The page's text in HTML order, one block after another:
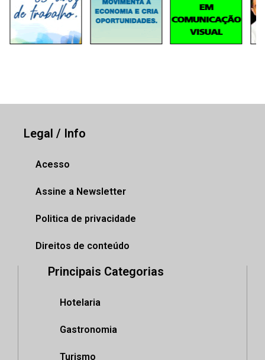
Legal / Info
Acesso
Assine a Newsletter
Politica de privacidade
Direitos de conteúdo
Principais Categorias
Hotelaria
Gastronomia
Turismo